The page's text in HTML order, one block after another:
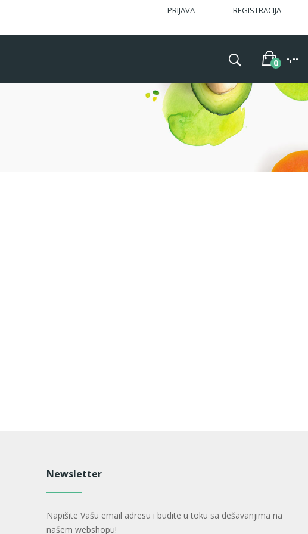
PRIJAVA REGISTRACIJA
-,--
Newsletter
Napišite Vašu email adresu i budite u toku sa dešavanjima na
našem webshopu!